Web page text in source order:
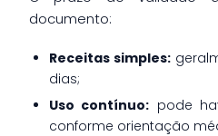
documento:
Receitas simples:
dias;
Uso contínuo: pode
conforme orientação